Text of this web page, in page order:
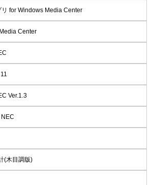
for Windows Media Center
Center
Ver.1.3
(木目調版)